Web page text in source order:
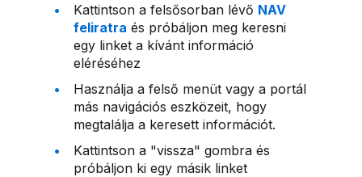
Kattintson a felsősorban lévő NAV
feliratra és próbáljon meg keresni
egy linket a kívánt információ
eléréséhez
Használja a felső menüt vagy a portál
más navigációs eszközeit, hogy
megtalálja a keresett információt.
Kattintson a "vissza" gombra és
próbáljon ki egy másik linket